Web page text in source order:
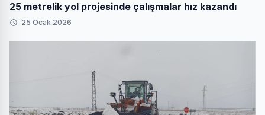
25 metrelik yol projesinde çalışmalar hız kazandı
25 Ocak 2026